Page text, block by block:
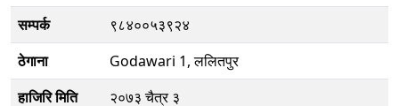
सम्पर्क
९८४००५३९२४
ठेगाना
Godawari 1, ललितपुर
हाजिरि मिति
२०७३ चैत्र ३